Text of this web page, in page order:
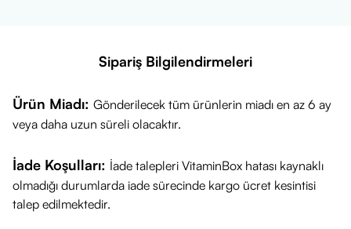
Karbonhidrat: 24 g(Hızlı sindirilen Maltodekstrin kaynaklı)
Enerji:96 kcal
Tuz (Sodyum):
Elektrolitler:
Magnezyum, Potasyum, Sodyum
Yağ:
0 g
Sipariş Bilgilendirmeleri
Ürün Miadı: Gönderilecek tüm ürünlerin miadı en az 6 ay
veya daha uzun süreli olacaktır.
İade Koşulları: İade talepleri VitaminBox hatası kaynaklı
olmadığı durumlarda iade sürecinde kargo ücret kesintisi
talep edilmektedir.